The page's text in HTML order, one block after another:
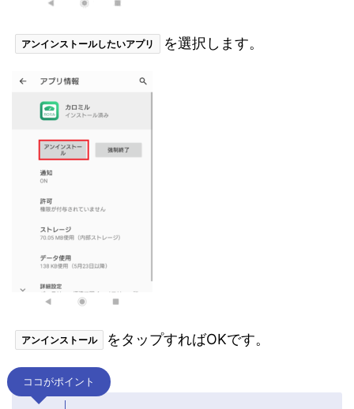
アンインストールしたいアプリ を選択します。
アンインストール をタップすればOKです。
ココがポイント